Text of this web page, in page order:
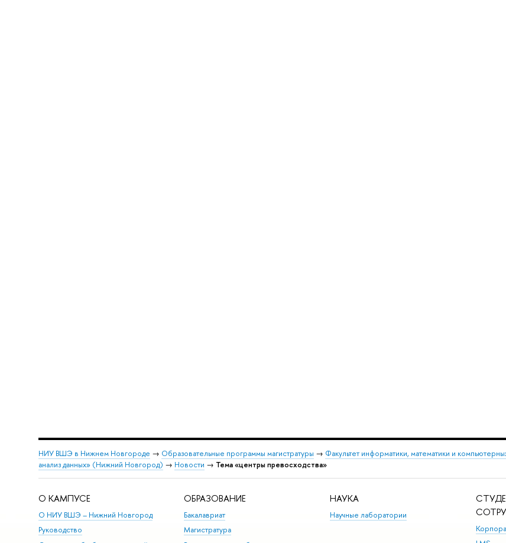
НИУ ВШЭ в Нижнем Новгороде → Образовательные программы магистратуры → Факультет информатики, математики и
анализ данных» (Нижний Новгород) → Новости → Тема «центры превосходства»
О КАМПУСЕ
О НИУ ВШЭ – Нижний Новгород
Руководство
ОБРАЗОВАНИЕ
Бакалавриат
Магистратура
НАУКА
Научные лаборатории